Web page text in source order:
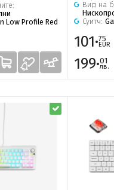
Low Profile Red
Вид на
Суитч:
101·75
EUR
199·01
лв.